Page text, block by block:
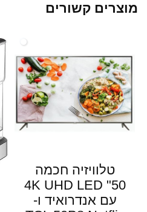
מוצרים קשורים
טלוויזיה חכמה
50" 4K UHD LED
עם אנדרואיד ו-